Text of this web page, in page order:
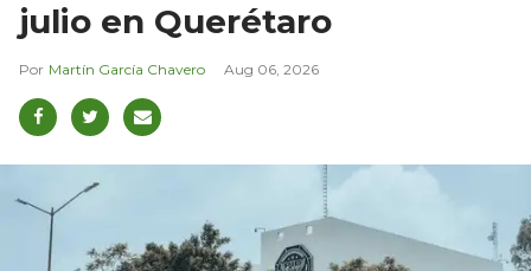
julio en Querétaro
Martín García Chavero Aug 06, 2026